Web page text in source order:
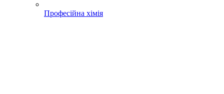
Професійна хімія